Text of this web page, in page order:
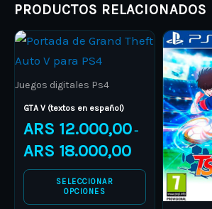
PRODUCTOS RELACIONADOS
Juegos digitales Ps4
GTA V (textos en español)
ARS 12.000,00 –
ARS 18.000,00
Price
range:
ARS 12.000,00
ARS 18.000,00
SELECCIONAR
OPCIONES
This
product
has
The
options
may
be
This
product
has
multiple
variants.
The
options
may
be